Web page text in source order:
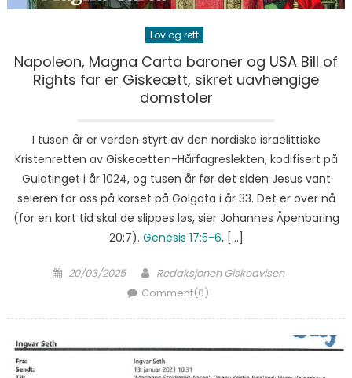
Lov og rett
Napoleon, Magna Carta baroner og USA Bill of
Rights far er Giskeætt, sikret uavhengige
domstoler
I tusen år er verden styrt av den nordiske israelittiske
Kristenretten av Giskeætten-Hårfagreslekten, kodifisert på
Gulatinget i år 1024, og tusen år før det siden Jesus vant
seieren for oss på korset på Golgata i år 33. Det er over nå
(for en kort tid skal de slippes løs, sier Johannes Åpenbaring
20:7). Genesis 17:5-6, […]
Posted on
20/03/2025 Author
Redaksjonen Giskeavisen
Comment(0)